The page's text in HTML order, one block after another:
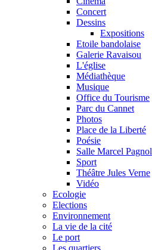
Concert
Dessins
Expositions
Etoile bandolaise
Galerie Ravaisou
L'église
Médiathèque
Musique
Office du Tourisme
Parc du Cannet
Photos
Place de la Liberté
Poésie
Salle Marcel Pagnol
Sport
Théâtre Jules Verne
Vidéo
Ecologie
Elections
Environnement
La vie de la cité
Le port
Les quartiers